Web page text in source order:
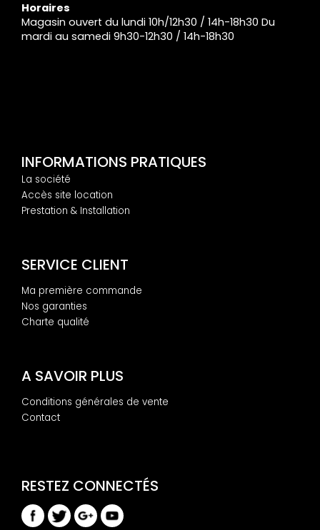
Horaires
Magasin ouvert du lundi 10h/12h30 / 14h-18h30 Du
mardi au samedi 9h30-12h30 / 14h-18h30
INFORMATIONS PRATIQUES
La société
Accès site location
Prestation & Installation
SERVICE CLIENT
Ma première commande
Nos garanties
Charte qualité
A SAVOIR PLUS
Conditions générales de vente
Contact